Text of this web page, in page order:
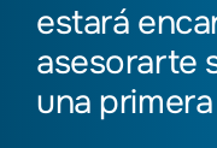
estará
asesorarte
una